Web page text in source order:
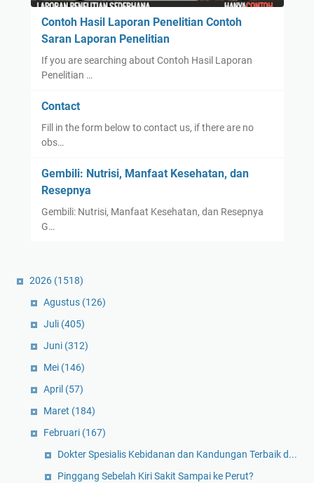
Contoh Hasil Laporan Penelitian Contoh
Saran Laporan Penelitian
If you are searching about Contoh Hasil Laporan
Penelitian …
Contact
Fill in the form below to contact us, if there are no
obs…
Gembili: Nutrisi, Manfaat Kesehatan, dan
Resepnya
Gembili: Nutrisi, Manfaat Kesehatan, dan Resepnya
G…
2026 (1518)
Agustus (126)
Juli (405)
Juni (312)
Mei (146)
April (57)
Maret (184)
Februari (167)
Dokter Spesialis Kebidanan dan Kandungan Terbaik d...
Pinggang Sebelah Kiri Sakit Sampai ke Perut?